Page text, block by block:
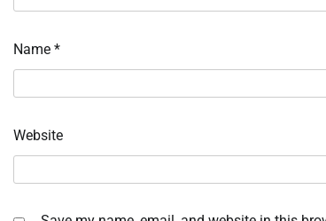
Name *
Website